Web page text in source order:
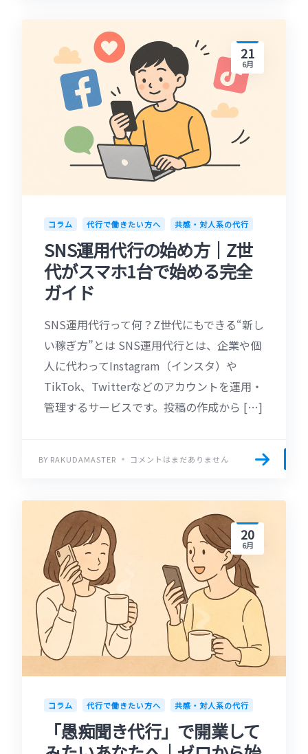
21
6月
コラム 代行で働きたい方へ 共感・対人系の代行
SNS運用代行の始め方｜Z世
代がスマホ1台で始める完全
ガイド
SNS運用代行って何？Z世代にもできる“新し
い稼ぎ方”とは SNS運用代行とは、企業や個
人に代わってInstagram（インスタ）や
TikTok、Twitterなどのアカウントを運用・
管理するサービスです。投稿の作成から […]
BY RAKUDAMASTER コメントはまだありません
20
6月
コラム 代行で働きたい方へ 共感・対人系の代行
「愚痴聞き代行」で開業して